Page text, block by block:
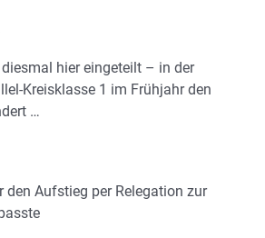
hier eingeteilt – in der
Kreisklasse 1 im Frühjahr den
…
den Aufstieg per Relegation zur